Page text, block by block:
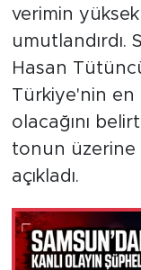
verimin
umutlandırdı.
Hasan
Türkiye'nin en
olacağını
tonun üzerine
açıkladı.